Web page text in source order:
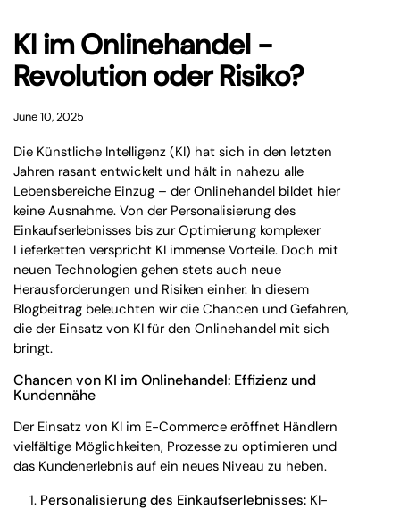
KI im Onlinehandel -
Revolution oder Risiko?
June 10, 2025
Die Künstliche Intelligenz (KI) hat sich in den letzten
Jahren rasant entwickelt und hält in nahezu alle
Lebensbereiche Einzug – der Onlinehandel bildet hier
keine Ausnahme. Von der Personalisierung des
Einkaufserlebnisses bis zur Optimierung komplexer
Lieferketten verspricht KI immense Vorteile. Doch mit
neuen Technologien gehen stets auch neue
Herausforderungen und Risiken einher. In diesem
Blogbeitrag beleuchten wir die Chancen und Gefahren,
die der Einsatz von KI für den Onlinehandel mit sich
bringt.
Chancen von KI im Onlinehandel: Effizienz und
Kundennähe
Der Einsatz von KI im E-Commerce eröffnet Händlern
vielfältige Möglichkeiten, Prozesse zu optimieren und
das Kundenerlebnis auf ein neues Niveau zu heben.
Personalisierung des Einkaufserlebnisses:KI-